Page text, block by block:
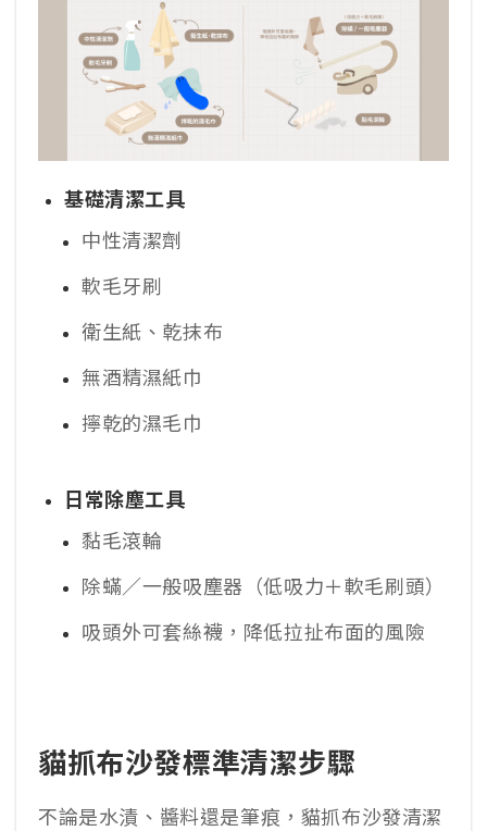
基礎清潔工具
中性清潔劑
軟毛牙刷
衛生紙、乾抹布
無酒精濕紙巾
擰乾的濕毛巾
日常除塵工具
黏毛滾輪
除蟎／一般吸塵器（低吸力＋軟毛刷頭）
吸頭外可套絲襪，降低拉扯布面的風險
貓抓布沙發標準清潔步驟
不論是水漬、醬料還是筆痕，貓抓布沙發清潔